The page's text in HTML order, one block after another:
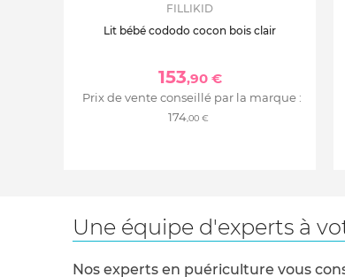
FILLIKID
Lit bébé cododo cocon bois clair
153,90 €
Prix de vente conseillé par la marque :
174,00 €
Une équipe d'experts à
Nos experts en puériculture vous